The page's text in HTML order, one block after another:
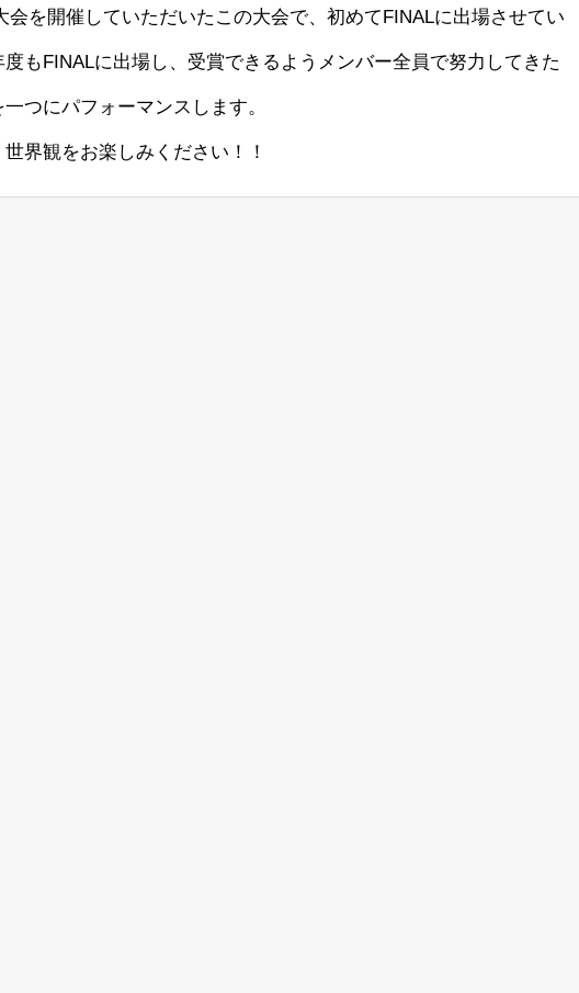
会を開催していただいたこの大会で、初めてFINALに出場させてい
もFINALに出場し、受賞できるようメンバー全員で努力してきた
つにパフォーマンスします。
界観をお楽しみください！！